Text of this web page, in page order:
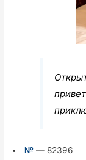
№— 82396